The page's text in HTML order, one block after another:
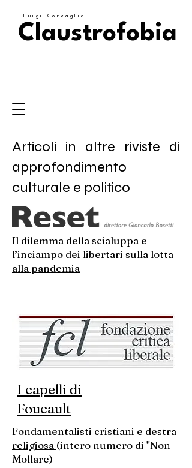
Luigi Corvaglia
Claustrofobia
Articoli in altre riviste di
approfondimento
culturale e politico
Il dilemma della scialuppa e
l’inciampo dei libertari sulla lotta
alla pandemia
I capelli di
Foucault
Fondamentalisti cristiani e destra
religiosa (intero numero di "Non
Mollare)